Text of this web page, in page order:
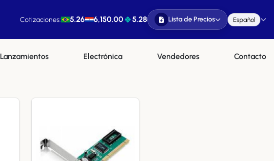
Cotizaciones: 5.26 6,150.00 5.28 Lista de Precios Español
Lanzamientos Electrónica Vendedores Contacto